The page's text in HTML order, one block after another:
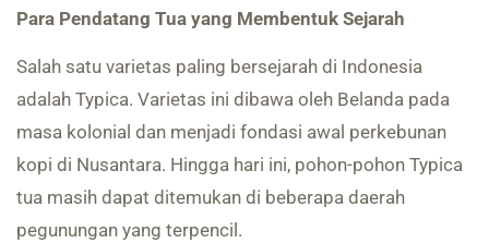
Para Pendatang Tua yang Membentuk Sejarah
Salah satu varietas paling bersejarah di Indonesia
adalah Typica. Varietas ini dibawa oleh Belanda pada
masa kolonial dan menjadi fondasi awal perkebunan
kopi di Nusantara. Hingga hari ini, pohon-pohon Typica
tua masih dapat ditemukan di beberapa daerah
pegunungan yang terpencil.